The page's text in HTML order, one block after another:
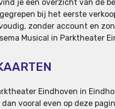
je een overzicht van de
bij het eerste
zonder account en
Musical in Parktheater
Eindhoven in
vooral even op deze